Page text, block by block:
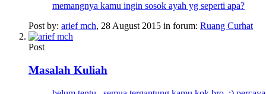
memangnya kamu ingin sosok ayah yg seperti apa?
Post by: arief mch, 28 August 2015 in forum: Ruang Curhat
Post
Masalah Kuliah